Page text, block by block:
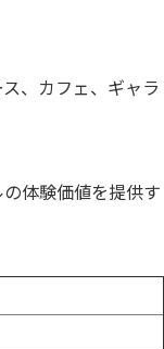
、カフェ、ギャラ
体験価値を提供す